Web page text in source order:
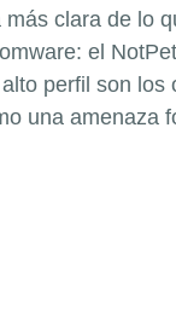
clara de lo
el
perfil son
una amenaza